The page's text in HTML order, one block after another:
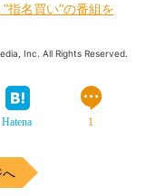
指名買い”の番組を
Inc. All Rights Reserved.
Hatena 1
へ